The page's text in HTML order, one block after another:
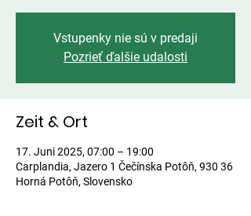
Vstupenky nie sú v predaji
Pozrieť ďalšie udalosti
Zeit & Ort
17. Juni 2025, 07:00 – 19:00
Carplandia, Jazero 1 Čečínska Potôň, 930 36
Horná Potôň, Slovensko